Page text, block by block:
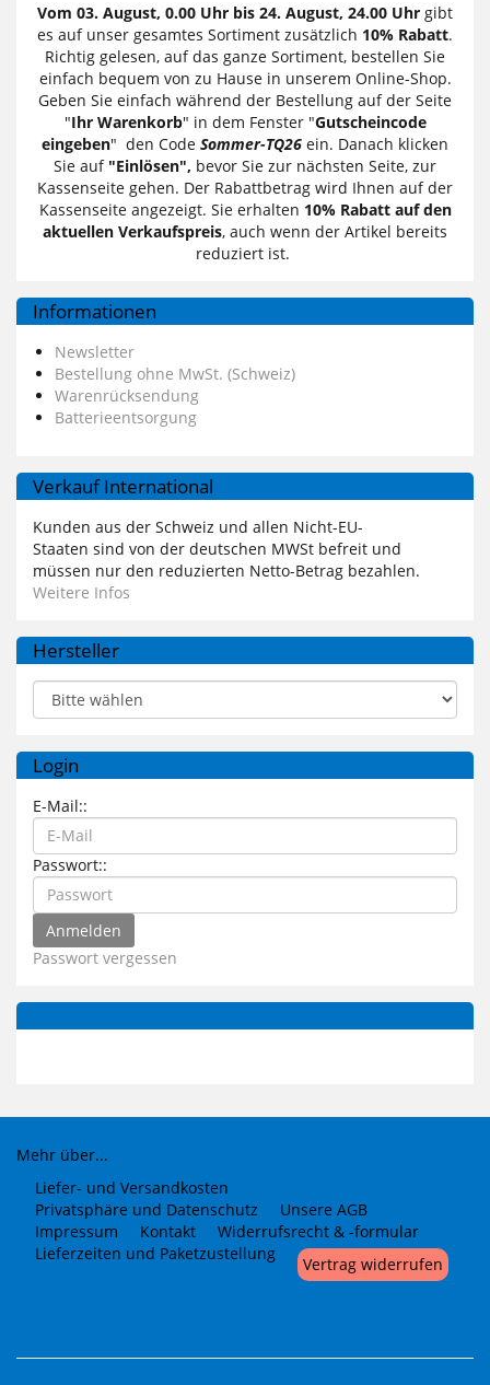
Vom 03. August, 0.00 Uhr bis 24. August, 24.00 Uhr gibt
es auf unser gesamtes Sortiment zusätzlich 10% Rabatt.
Richtig gelesen, auf das ganze Sortiment, bestellen Sie
einfach bequem von zu Hause in unserem Online-Shop.
Geben Sie einfach während der Bestellung auf der Seite
"Ihr Warenkorb" in dem Fenster "Gutscheincode
eingeben" den Code Sommer-TQ26 ein. Danach klicken
Sie auf "Einlösen", bevor Sie zur nächsten Seite, zur
Kassenseite gehen. Der Rabattbetrag wird Ihnen auf der
Kassenseite angezeigt. Sie erhalten 10% Rabatt auf den
aktuellen Verkaufspreis, auch wenn der Artikel bereits
reduziert ist.
Informationen
Newsletter
Bestellung ohne MwSt. (Schweiz)
Warenrücksendung
Batterieentsorgung
Verkauf International
Kunden aus der Schweiz und allen Nicht-EU-
Staaten sind von der deutschen MWSt befreit und
müssen nur den reduzierten Netto-Betrag bezahlen.
Weitere Infos
Hersteller
Login
E-Mail::
Passwort::
Passwort vergessen
Mehr über...
Liefer- und Versandkosten
Privatsphäre und Datenschutz
Unsere AGB
Impressum
Kontakt
Widerrufsrecht & -formular
Lieferzeiten und Paketzustellung
Vertrag widerrufen